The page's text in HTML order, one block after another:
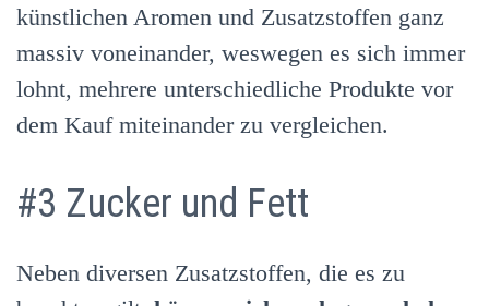
künstlichen Aromen und Zusatzstoffen ganz
massiv voneinander, weswegen es sich immer
lohnt, mehrere unterschiedliche Produkte vor
dem Kauf miteinander zu vergleichen.
#3 Zucker und Fett
Neben diversen Zusatzstoffen, die es zu